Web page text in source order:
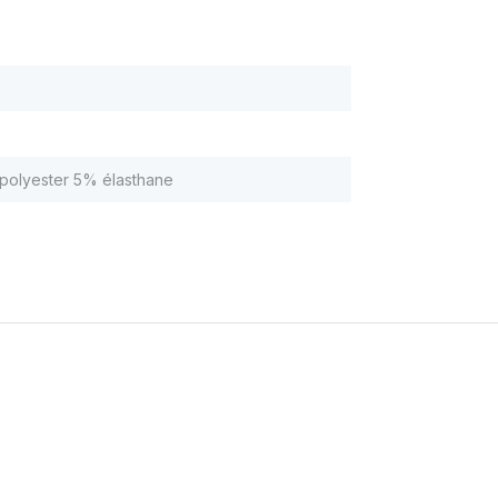
5% élasthane